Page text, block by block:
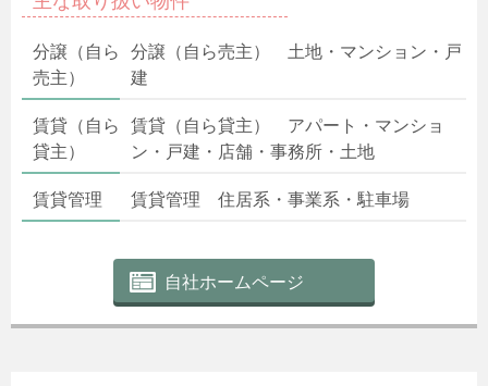
分譲（自ら
売主）
分譲（自ら売主） 土地・マンション・戸
建
賃貸（自ら
貸主）
賃貸（自ら貸主） アパート・マンショ
ン・戸建・店舗・事務所・土地
賃貸管理 賃貸管理 住居系・事業系・駐車場
自社ホームページ